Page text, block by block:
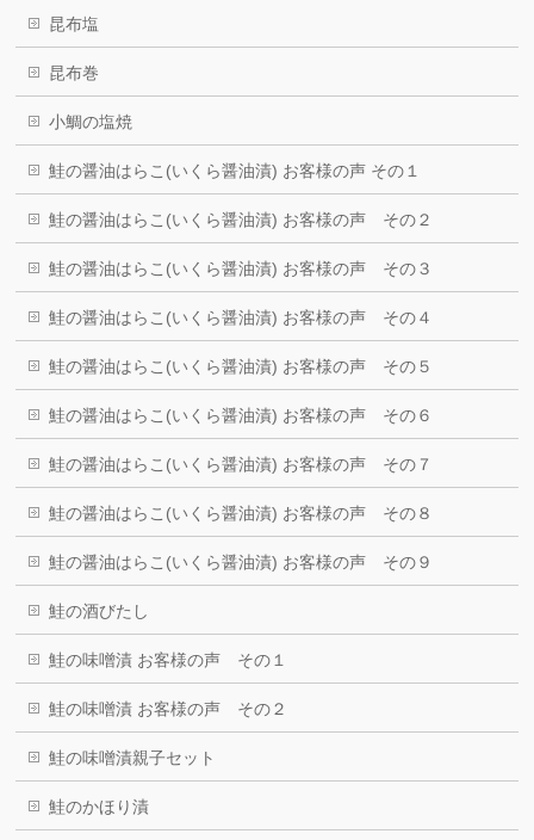
昆布塩
昆布巻
小鯛の塩焼
鮭の醤油はらこ(いくら醤油漬) お客様の声 その１
鮭の醤油はらこ(いくら醤油漬) お客様の声 その２
鮭の醤油はらこ(いくら醤油漬) お客様の声 その３
鮭の醤油はらこ(いくら醤油漬) お客様の声 その４
鮭の醤油はらこ(いくら醤油漬) お客様の声 その５
鮭の醤油はらこ(いくら醤油漬) お客様の声 その６
鮭の醤油はらこ(いくら醤油漬) お客様の声 その７
鮭の醤油はらこ(いくら醤油漬) お客様の声 その８
鮭の醤油はらこ(いくら醤油漬) お客様の声 その９
鮭の酒びたし
鮭の味噌漬 お客様の声 その１
鮭の味噌漬 お客様の声 その２
鮭の味噌漬親子セット
鮭のかほり漬